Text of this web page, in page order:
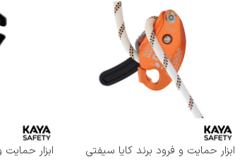
ابزار حمایت و فرود برند کایا سیفتی
ابزار